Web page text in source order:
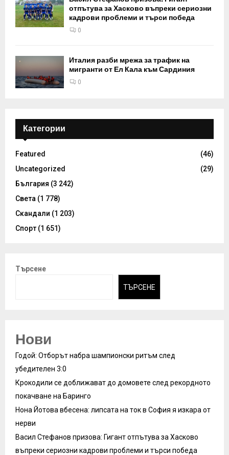
отпътува за Хасково въпреки сериозни
кадрови проблеми и търси победа
0
Италия разби мрежа за трафик на
мигранти от Ел Кала към Сардиния
0
Категории
Featured
(46)
Uncategorized
(29)
България (3 242)
Света (1 778)
Скандали (1 203)
Спорт (1 651)
Търсене
ТЪРСЕНЕ
Нови
Годой: Отборът набра шампионски ритъм след
убедителен 3:0
Крокодили се доближават до домовете след рекордното
покачване на Баринго
Нона Йотова вбесена: липсата на ток в София я изкара от
нерви
Васил Стефанов призова: Гигант отпътува за Хасково
въпреки сериозни кадрови проблеми и търси победа